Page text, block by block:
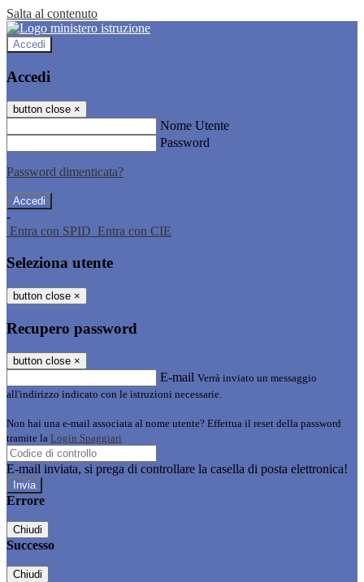
Salta al contenuto
Accedi
Accedi
button close ×
Nome Utente
Password
Password dimenticata?
-
Entra con SPID Entra con CIE
Seleziona utente
button close ×
Recupero password
button close ×
E-mail Verrà inviato un messaggio
all'indirizzo indicato con le istruzioni necessarie.
Non hai una e-mail associata al nome utente? Effettua il reset della password
tramite la Login Spaggiari
E-mail inviata, si prega di controllare la casella di posta elettronica!
Errore
Chiudi
Successo
Chiudi